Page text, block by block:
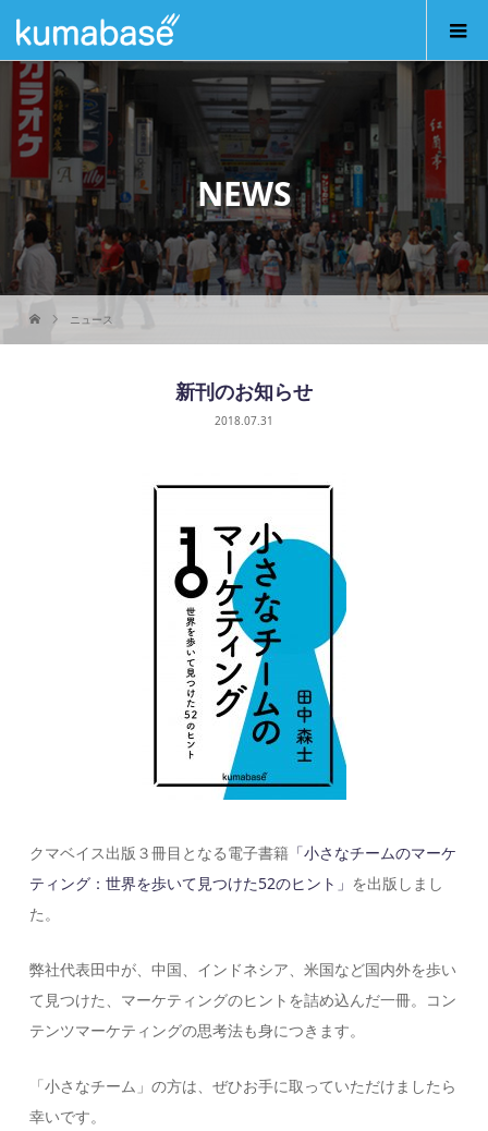
NEWS
ニュース
新刊のお知らせ
2018.07.31
クマベイス出版３冊目となる電子書籍 「小さなチームのマーケ
ティング：世界を歩いて見つけた52のヒント」 を出版しまし
た。
弊社代表田中が、中国、インドネシア、米国など国内外を歩い
て見つけた、マーケティングのヒントを詰め込んだ一冊。コン
テンツマーケティングの思考法も身につきます。
「小さなチーム」の方は、ぜひお手に取っていただけましたら
幸いです。